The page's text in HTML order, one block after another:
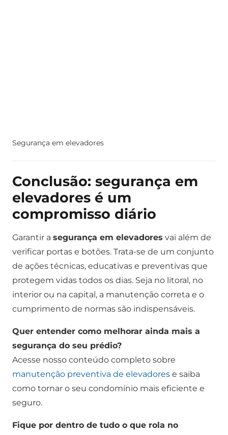
Segurança em elevadores
Conclusão: segurança em
elevadores é um
compromisso diário
Garantir a segurança em elevadores vai além de
verificar portas e botões. Trata-se de um conjunto
de ações técnicas, educativas e preventivas que
protegem vidas todos os dias. Seja no litoral, no
interior ou na capital, a manutenção correta e o
cumprimento de normas são indispensáveis.
Quer entender como melhorar ainda mais a
segurança do seu prédio?
Acesse nosso conteúdo completo sobre
manutenção preventiva de elevadores e saiba
como tornar o seu condomínio mais eficiente e
seguro.
Fique por dentro de tudo o que rola no